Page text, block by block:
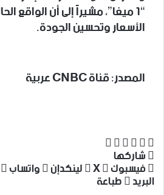
“1 ميغا”، مشيراً إلى أن الواقع
الأسعار وتحسين الجودة.
المصدر: قناة CNBC عربية
فيسبوك
‫Xلينكدإنواتساب
شاركها
فيسبوك ‫X لينكدإن واتساب البريد طباعة